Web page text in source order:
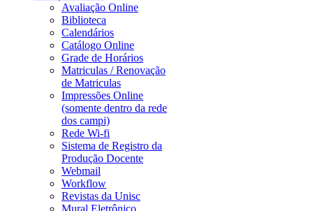
Avaliação Online
Biblioteca
Calendários
Catálogo Online
Grade de Horários
Matriculas / Renovação
de Matriculas
Impressões Online
(somente dentro da rede
dos campi)
Rede Wi-fi
Sistema de Registro da
Produção Docente
Webmail
Workflow
Revistas da Unisc
Mural Eletrônico